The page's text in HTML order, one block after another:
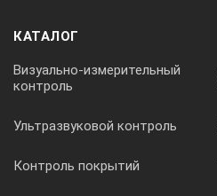
КАТАЛОГ
Визуально-измерительный
контроль
Ультразвуковой контроль
Контроль покрытий